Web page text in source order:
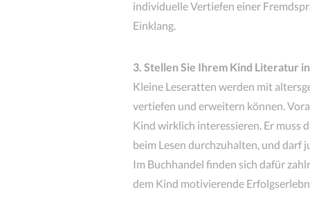
individuelle Vertiefen einer
Einklang.
3. Stellen Sie Ihrem Kind Literatur
Kleine Leseratten werden mit
vertiefen und erweitern können.
Kind wirklich interessieren. Er muss
beim Lesen durchzuhalten, und darf
Im Buchhandel finden sich dafür
dem Kind motivierende